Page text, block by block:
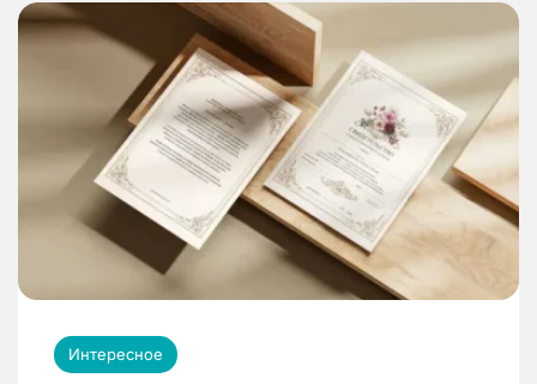
Интересное